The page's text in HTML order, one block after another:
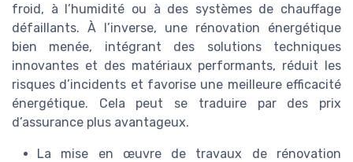
froid, à l’humidité ou à des systèmes de chauffage
défaillants. À l’inverse, une rénovation énergétique
bien menée, intégrant des solutions techniques
innovantes et des matériaux performants, réduit les
risques d’incidents et favorise une meilleure efficacité
énergétique. Cela peut se traduire par des prix
d’assurance plus avantageux.
La mise en œuvre de travaux de rénovation